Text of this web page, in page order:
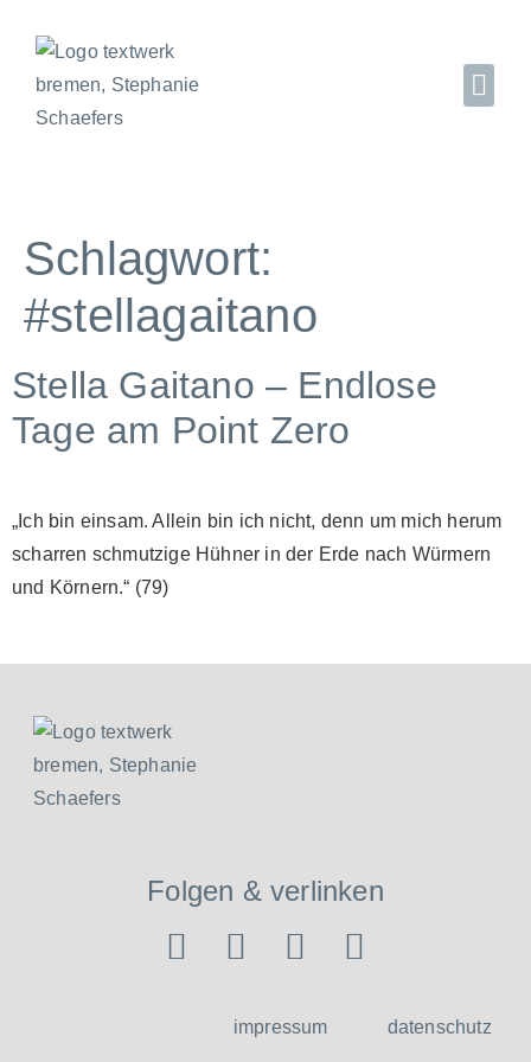
Schlagwort:
#stellagaitano
Stella Gaitano – Endlose
Tage am Point Zero
„Ich bin einsam. Allein bin ich nicht, denn um mich herum
scharren schmutzige Hühner in der Erde nach Würmern
und Körnern.“ (79)
Folgen & verlinken
impressum datenschutz